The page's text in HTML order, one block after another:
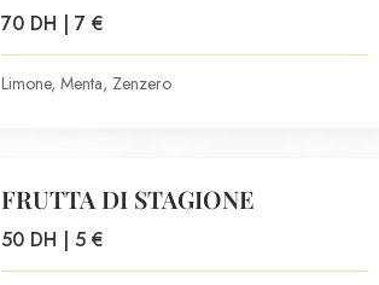
70 DH | 7 €
Limone, Menta, Zenzero
FRUTTA DI STAGIONE
50 DH | 5 €